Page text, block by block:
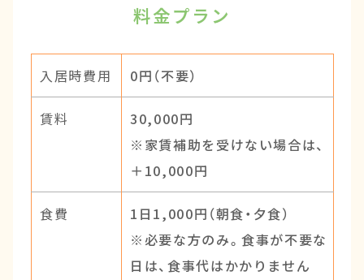
料金プラン
入居時費用 0円（不要）
賃料
30,000円
※家賃補助を受けない場合は、
＋10,000円
食費
1日1,000円（朝食・夕食）
※必要な方のみ。食事が不要な
日は、食事代はかかりません